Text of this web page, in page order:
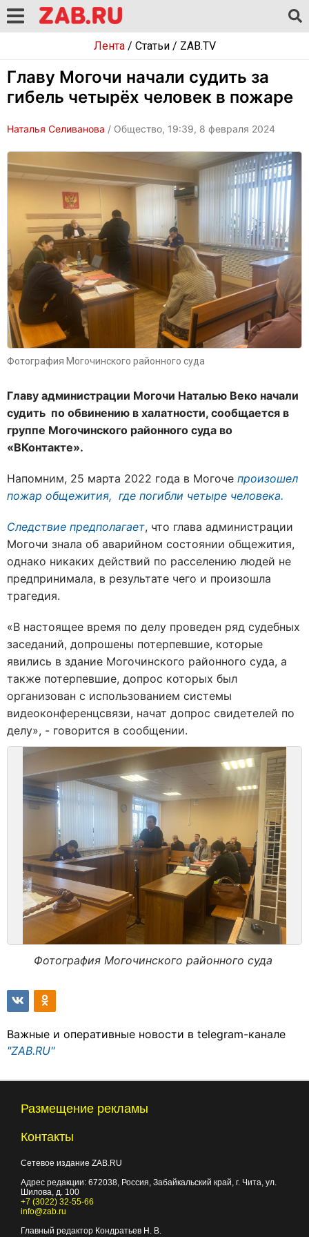
Лента/ Статьи/ ZAB.TV
Главу Могочи начали судить за
гибель четырёх человек в пожаре
Наталья Селиванова / Общество, 19:39, 8 февраля 2024
Фотография Могочинского районного суда
Главу администрации Могочи Наталью Веко начали
судить по обвинению в халатности, сообщается в
группе Могочинского районного суда во
«ВКонтакте».
Напомним, 25 марта 2022 года в Могоче произошел
пожар общежития, где погибли четыре человека.
Следствие предполагает, что глава администрации
Могочи знала об аварийном состоянии общежития,
однако никаких действий по расселению людей не
предпринимала, в результате чего и произошла
трагедия.
«В настоящее время по делу проведен ряд судебных
заседаний, допрошены потерпевшие, которые
явились в здание Могочинского районного суда, а
также потерпевшие, допрос которых был
организован с использованием системы
видеоконференцсвязи, начат допрос свидетелей по
делу», - говорится в сообщении.
Фотография Могочинского районного суда
Важные и оперативные новости в telegram-канале
"ZAB.RU"
Размещение рекламы
Контакты
Сетевое издание ZAB.RU
Адрес редакции: 672038, Россия, Забайкальский край, г. Чита, ул.
Шилова, д. 100
+7 (3022) 32-55-66
info@zab.ru
Главный редактор Кондратьев Н. В.